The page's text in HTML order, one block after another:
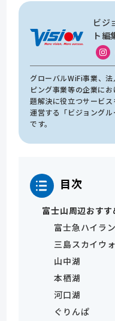
ビジ
ト編
グローバルWiFi事業、
ピング事業等の企業に
題解決に役立つサービ
運営する「ビジョング
です。
目次
富士山周辺おす
富士急ハイラ
三島スカイウ
山中湖
本栖湖
河口湖
ぐりんぱ